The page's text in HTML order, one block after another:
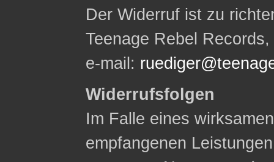
Der Widerruf ist zu
Teenage Rebel
e-mail:
Widerrufsfolgen
Im Falle eines
empfangenen